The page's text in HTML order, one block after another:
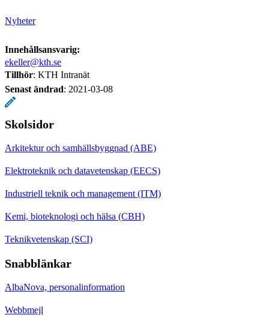
Nyheter
Innehållsansvarig:
ekeller@kth.se
Tillhör: KTH Intranät
Senast ändrad: 2021-03-08
Skolsidor
Arkitektur och samhällsbyggnad (ABE)
Elektroteknik och datavetenskap (EECS)
Industriell teknik och management (ITM)
Kemi, bioteknologi och hälsa (CBH)
Teknikvetenskap (SCI)
Snabblänkar
AlbaNova, personalinformation
Webbmejl